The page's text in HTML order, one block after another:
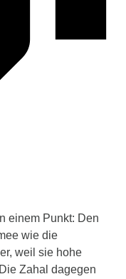
einem Punkt: Den
wie die
weil sie hohe
Zahal dagegen